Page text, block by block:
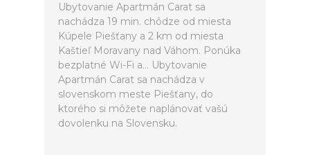
Ubytovanie Apartmán Carat sa
nachádza 19 min. chôdze od miesta
Kúpele Piešťany a 2 km od miesta
Kaštieľ Moravany nad Váhom. Ponúka
bezplatné Wi-Fi a... Ubytovanie
Apartmán Carat sa nachádza v
slovenskom meste Piešťany, do
ktorého si môžete naplánovať vašú
dovolenku na Slovensku.